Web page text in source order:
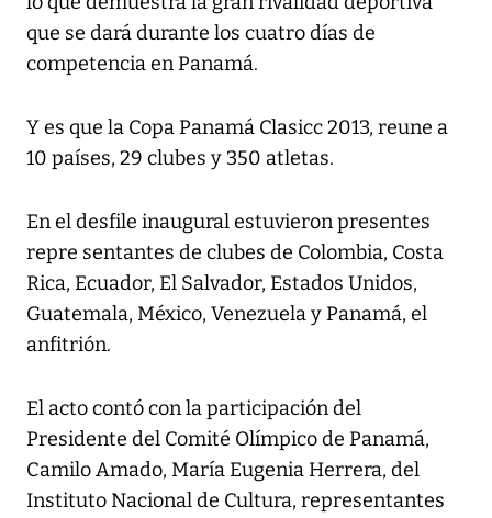
que se dará durante los cuatro días de
competencia en Panamá.
Y es que la Copa Panamá Clasicc 2013, reune a
10 países, 29 clubes y 350 atletas.
En el desfile inaugural estuvieron presentes
repre sentantes de clubes de Colombia, Costa
Rica, Ecuador, El Salvador, Estados Unidos,
Guatemala, México, Venezuela y Panamá, el
anfitrión.
El acto contó con la participación del
Presidente del Comité Olímpico de Panamá,
Camilo Amado, María Eugenia Herrera, del
Instituto Nacional de Cultura, representantes